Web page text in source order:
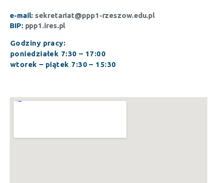
e-mail: sekretariat@ppp1-rzeszow.edu.pl
BIP: ppp1.ires.pl
Godziny pracy:
poniedziałek 7:30 – 17:00
wtorek – piątek 7:30 – 15:30